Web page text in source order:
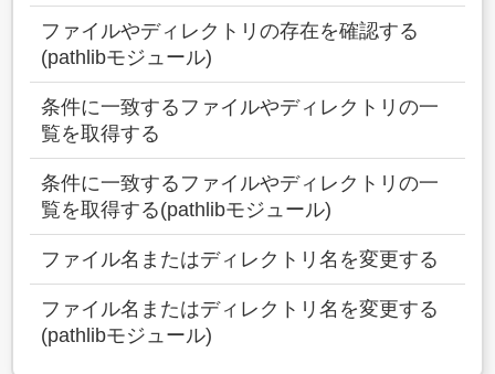
ファイルやディレクトリの存在を確認する
(pathlibモジュール)
条件に一致するファイルやディレクトリの一
覧を取得する
条件に一致するファイルやディレクトリの一
覧を取得する(pathlibモジュール)
ファイル名またはディレクトリ名を変更する
ファイル名またはディレクトリ名を変更する
(pathlibモジュール)